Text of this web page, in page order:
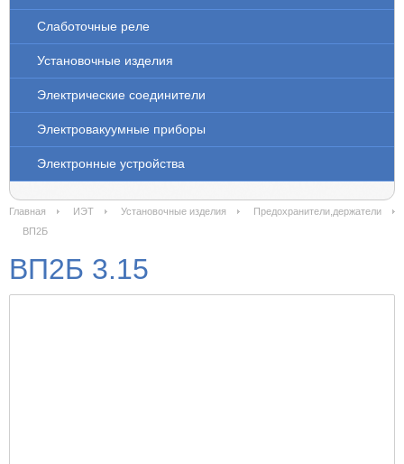
Слаботочные реле
Установочные изделия
Электрические соединители
Электровакуумные приборы
Электронные устройства
Главная ИЭТ Установочные изделия
Предохранители,держатели
ВП2Б
ВП2Б 3.15